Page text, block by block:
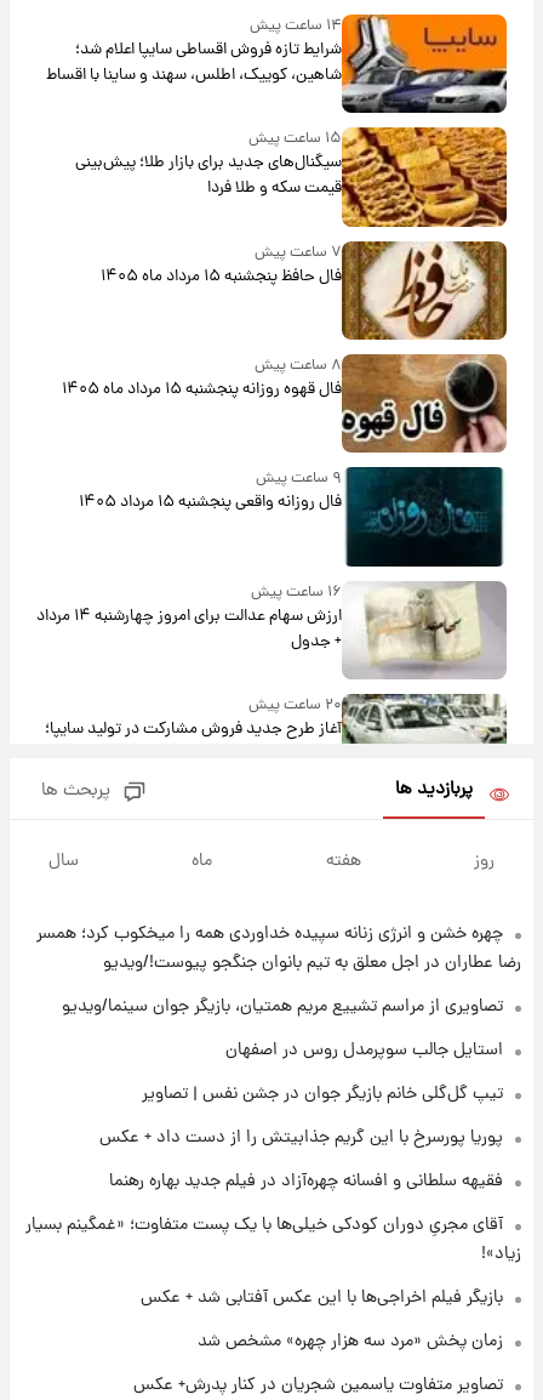
۱۴ ساعت پیش
شرایط تازه فروش اقساطی سایپا اعلام شد؛
شاهین، کوییک، اطلس، سهند و ساینا با اقساط
بلندمدت + جدول
۱۵ ساعت پیش
سیگنال‌های جدید برای بازار طلا؛ پیش‌بینی
قیمت سکه و طلا فردا
۷ ساعت پیش
فال حافظ پنجشنبه ۱۵ مرداد ماه ۱۴۰۵
۸ ساعت پیش
فال قهوه روزانه پنجشنبه ۱۵ مرداد ماه ۱۴۰۵
۹ ساعت پیش
فال روزانه واقعی پنجشنبه ۱۵ مرداد ۱۴۰۵
۱۶ ساعت پیش
ارزش سهام عدالت برای امروز چهارشنبه ۱۴ مرداد
+ جدول
۲۰ ساعت پیش
آغاز طرح جدید فروش مشارکت در تولید سایپا؛
سود مشارکت چند درصد است؟
۲۱ ساعت پیش
کار استقلال و رامین رضاییان رسما تمام شد +
۲۲ ساعت پیش
مذاق رضاییان خوش نیامد+عکس
پروین اعتصامی در دوران نوجوانی؛ اواخر دهه
قدرت‌نمایی نظامی چین؛ بمب‌افکن حامل موشک
۲۳ ساعت پیش
پربازدید ها پربحث ها
روز هفته ماه سال
چهره خشن و انرژی زنانه سپیده خداوردی همه را میخکوب کرد؛ همسر
رضا عطاران در اجل معلق به تیم بانوان جنگجو پیوست!/ویدیو
تصاویری از مراسم تشییع مریم همتیان، بازیگر جوان سینما/ویدیو
استایل جالب سوپرمدل روس در اصفهان
تیپ گل‌گلی خانم بازیگر جوان در جشن نفس | تصاویر
پوریا پورسرخ با این گریم جذابیتش را از دست داد + عکس
فقیهه سلطانی و افسانه چهره‌آزاد در فیلم جدید بهاره رهنما
آقای مجریِ دوران کودکی خیلی‌ها با یک پست متفاوت؛ «غمگینم بسیار
زیاد»!
بازیگر فیلم اخراجی‌ها با این عکس آفتابی شد + عکس
زمان پخش «مرد سه هزار چهره» مشخص شد
تصاویر متفاوت یاسمین شجریان در کنار پدرش+ عکس